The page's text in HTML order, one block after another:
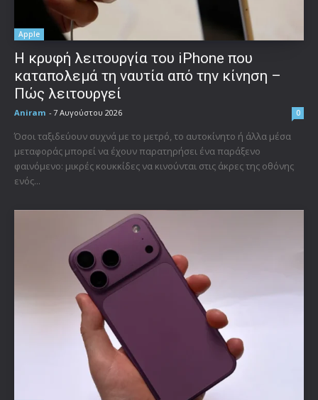
Apple
Η κρυφή λειτουργία του iPhone που
καταπολεμά τη ναυτία από την κίνηση –
Πώς λειτουργεί
Aniram - 7 Αυγούστου 2026 0
Όσοι ταξιδεύουν συχνά με το μετρό, το αυτοκίνητο ή άλλα μέσα
μεταφοράς μπορεί να έχουν παρατηρήσει ένα παράξενο
φαινόμενο: μικρές κουκκίδες να κινούνται στις άκρες της οθόνης
ενός...